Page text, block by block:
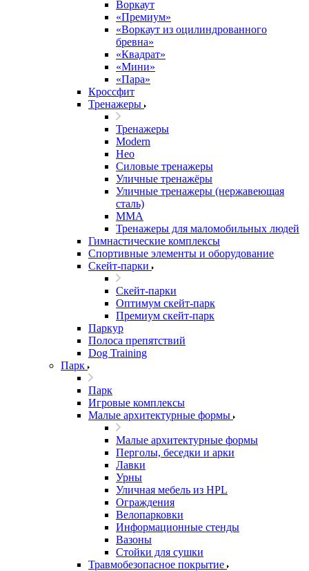
Воркаут
«Премиум»
«Воркаут из оцилиндрованного
бревна»
«Квадрат»
«Мини»
«Пара»
Кроссфит
Тренажеры
Тренажеры
Modern
Нео
Силовые тренажеры
Уличные тренажёры
Уличные тренажеры (нержавеющая
сталь)
ММА
Тренажеры для маломобильных людей
Гимнастические комплексы
Спортивные элементы и оборудование
Скейт-парки
Скейт-парки
Оптимум скейт-парк
Премиум скейт-парк
Паркур
Полоса препятствий
Dog Training
Парк
Парк
Игровые комплексы
Малые архитектурные формы
Малые архитектурные формы
Перголы, беседки и арки
Лавки
Урны
Уличная мебель из HPL
Ограждения
Велопарковки
Информационные стенды
Вазоны
Стойки для сушки
Травмобезопасное покрытие